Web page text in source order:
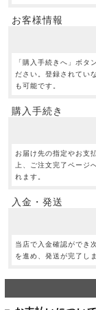
お客様情報
「購入手続きへ」ボタ
ださい。登録されてい
も可能です。
購入手続き
お届け先の指定やお支
上、ご注文完了ページ
れます。
入金・発送
当店で入金確認ができ
を進め、発送が完了し